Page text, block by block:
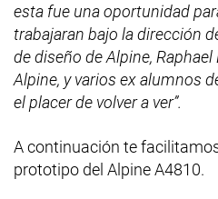
esta fue una oportunidad
trabajaran bajo la dirección
de diseño de Alpine,
Alpine, y varios ex alumnos
el placer de volver a ver”.
A continuación te
prototipo del Alpine A4810.